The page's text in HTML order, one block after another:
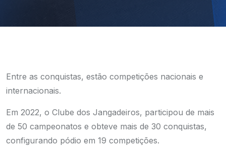
Entre as conquistas, estão competições nacionais e
internacionais.
Em 2022, o Clube dos Jangadeiros, participou de mais
de 50 campeonatos e obteve mais de 30 conquistas,
configurando pódio em 19 competições.